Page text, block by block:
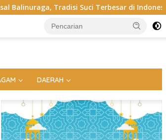
Terbesar di Indonesia yang
DAERAH